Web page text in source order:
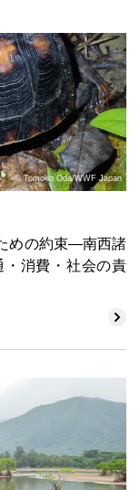
© Tomoko Oda/WWF Japan
めの約束―南西諸
消費・社会の責